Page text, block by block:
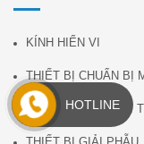
KÍNH HIỂN VI
THIẾT BỊ CHUẨN BỊ
PHẦN MỀM GEN DI
HOTLINE